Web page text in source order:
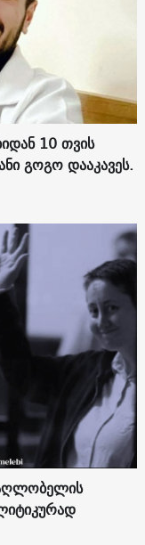
10 თვის
გოგო დააკავეს.